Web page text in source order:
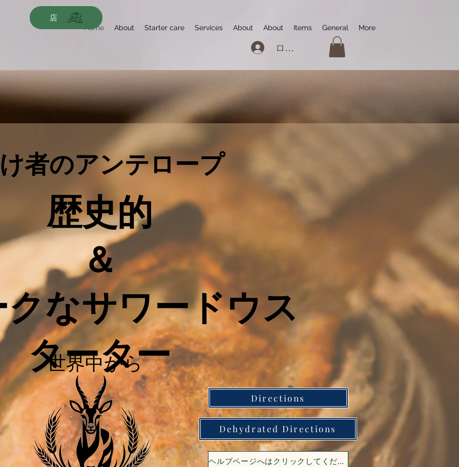
Home About Starter care Services About About Items General More
ログイン
店
者のアンテロープ
歴史的
＆
なサワードウス
ターター
世界中から
Directions
ヘルプページへはクリックしてください
Dehydrated Directions